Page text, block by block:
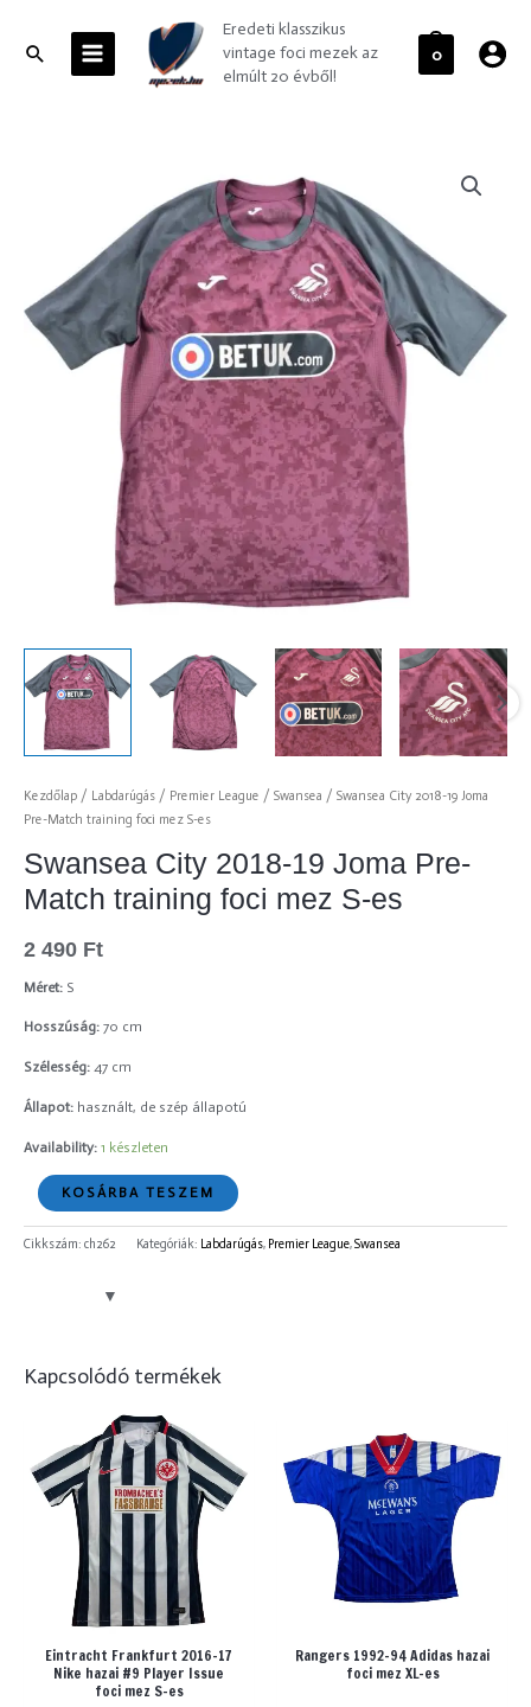
contentSearchMENU
Eredeti klasszikus
vintage foci mezek az
elmúlt 20 évből!
0
Kezdőlap / Labdarúgás / Premier League / Swansea / Swansea City 2018-19 Joma
Pre-Match training foci mez S-es
Swansea City 2018-19 Joma Pre-
Match training foci mez S-es
2 490 Ft
Méret: S
Hosszúság: 70 cm
Szélesség: 47 cm
Állapot: használt, de szép állapotú
Availability: 1 készleten
Pre-
Match
training
KOSÁRBA TESZEM
Cikkszám: ch262 Kategóriák: Labdarúgás, Premier League,Swansea
Kapcsolódó termékek
Eintracht Frankfurt 2016-17
Nike hazai #9 Player Issue
foci mez S-es
Rangers 1992-94 Adidas hazai
foci mez XL-es